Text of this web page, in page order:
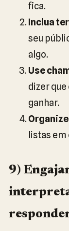
fica.
Inclua
seu
algo.
Use
dizer que
ganhar.
listas
9)